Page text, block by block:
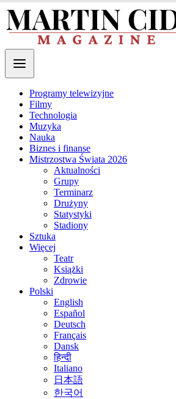
Programy telewizyjne
Filmy
Technologia
Muzyka
Nauka
Biznes i finanse
Mistrzostwa Świata 2026
Aktualności
Grupy
Terminarz
Drużyny
Statystyki
Stadiony
Sztuka
Więcej
Teatr
Książki
Zdrowie
Polski
English
Español
Deutsch
Français
Dansk
हिन्दी
Italiano
日本語
한국어